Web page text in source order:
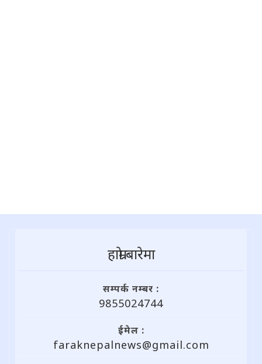
हाम्राे बारेमा
सम्पर्क नम्बर :
9855024744
ईमेल :
faraknepalnews@gmail.com